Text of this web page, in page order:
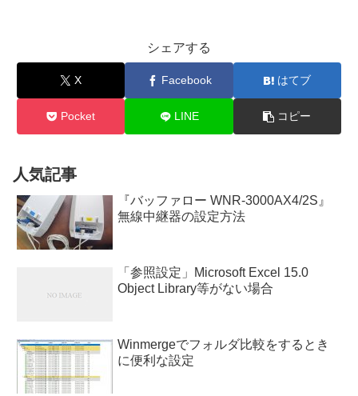
シェアする
X Facebook はてブ
Pocket LINE コピー
人気記事
『バッファロー WNR-3000AX4/2S』
無線中継器の設定方法
「参照設定」Microsoft Excel 15.0
Object Library等がない場合
Winmergeでフォルダ比較をするとき
に便利な設定